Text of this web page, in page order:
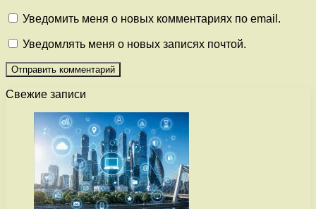
Уведомить меня о новых комментариях по email.
Уведомлять меня о новых записях почтой.
Свежие записи